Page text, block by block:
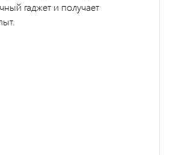
гаджет и получает